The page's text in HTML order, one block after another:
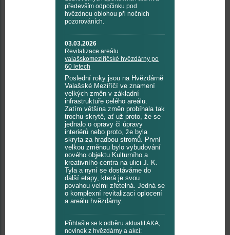
především odpočinku pod
hvězdnou oblohou při nočních
pozorováních.
03.03.2026
Revitalizace areálu
valašskomeziříčské hvězdárny po
60 letech
Poslední roky jsou na Hvězdárně
Valašské Meziříčí ve znamení
velkých změn v základní
infrastruktuře celého areálu.
Zatím většina změn probíhala tak
trochu skrytě, ať už proto, že se
jednalo o opravy či úpravy
interiérů nebo proto, že byla
skryta za hradbou stromů. První
velkou změnou bylo vybudování
nového objektu Kulturního a
kreativního centra na ulici J. K.
Tyla a nyní se dostáváme do
další etapy, která je svou
povahou velmi zřetelná. Jedná se
o komplexní revitalizaci oplocení
a areálu hvězdárny.
Přihlašte se k odběru aktualit AKA,
novinek z hvězdárny a akcí: